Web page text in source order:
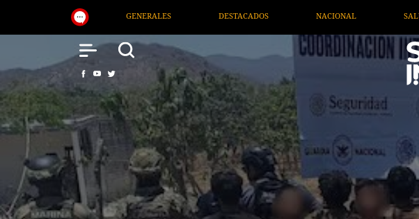
DESTACADOS NACIONAL SALUD INTERNACIONAL TV